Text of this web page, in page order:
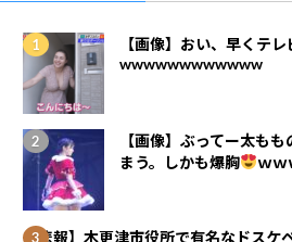
【画像】おい、早くテ
wwwwwwwwwwww
【画像】ぶってー太も
まう。しかも爆胸
ｗｗ
【悲報】木更津市役所で有名なドスケ